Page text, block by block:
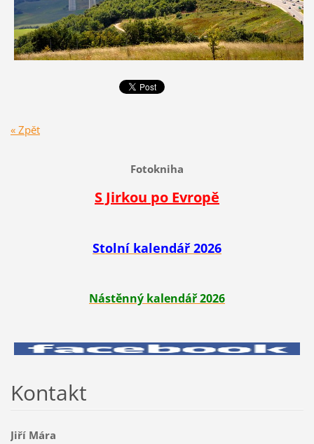
« Zpět
Fotokniha
S Jirkou po Evropě
Stolní kalendář 2026
Nástěnný kalendář 2026
Kontakt
Jiří Mára